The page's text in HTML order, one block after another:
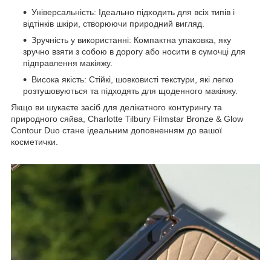
Універсальність: Ідеально підходить для всіх типів і
відтінків шкіри, створюючи природний вигляд.
Зручність у використанні: Компактна упаковка, яку
зручно взяти з собою в дорогу або носити в сумочці для
підправлення макіяжу.
Висока якість: Стійкі, шовковисті текстури, які легко
розтушовуються та підходять для щоденного макіяжу.
Якщо ви шукаєте засіб для делікатного контурингу та
природного сяйва, Charlotte Tilbury Filmstar Bronze & Glow
Contour Duo стане ідеальним доповненням до вашої
косметички.